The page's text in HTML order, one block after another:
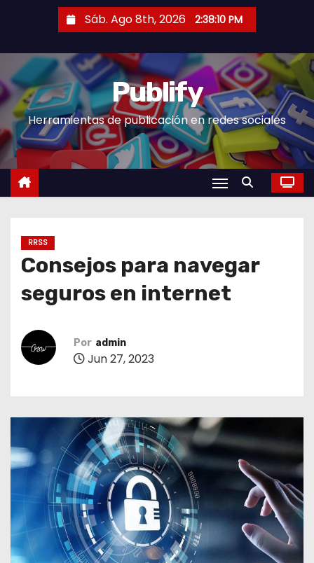
a
r
a
l
c
Sáb. Ago 8th, 2026 2:38:10 PM
Publify
Herramientas de publicación en redes sociales
RRSS
Consejos para navegar
seguros en internet
Por admin
Jun 27, 2023